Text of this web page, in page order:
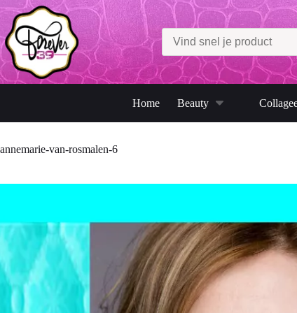
Ga
naar
de
inhoud
Home Beauty
annemarie-van-rosmalen-6